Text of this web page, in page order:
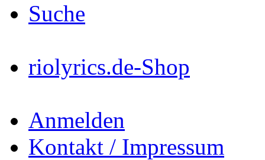
Suche
riolyrics.de-Shop
Anmelden
Kontakt / Impressum